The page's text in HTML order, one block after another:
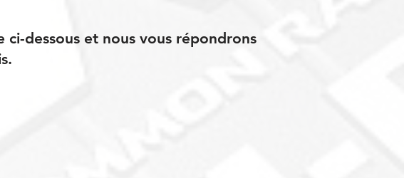
dessous et nous vous répondrons